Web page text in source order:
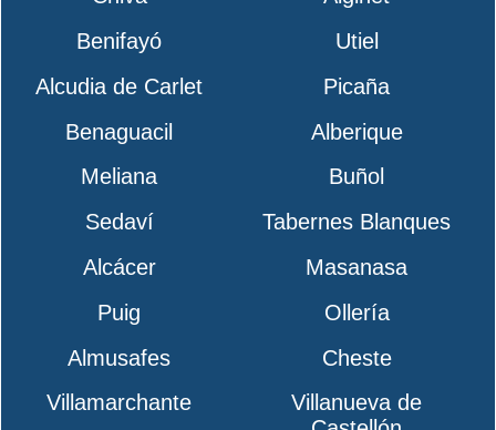
Benifayó
Utiel
Alcudia de Carlet
Picaña
Benaguacil
Alberique
Meliana
Buñol
Sedaví
Tabernes Blanques
Alcácer
Masanasa
Puig
Ollería
Almusafes
Cheste
Villamarchante
Villanueva de